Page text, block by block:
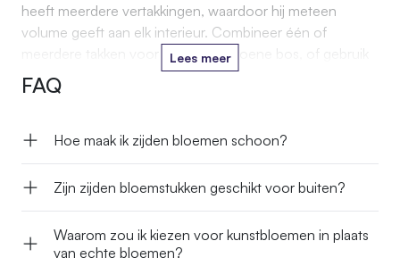
heeft meerdere vertakkingen, waardoor hij meteen
volume geeft aan elk interieur. Combineer één of
meerdere takken voor een volle, groene bos, of gebruik
de ficus als stijlvolle basis voor seizoensdecoraties.
duurzame, kleurvaste decoratie die jarenlang mooi blijft.
Zo geniet je van het weelderige groene effect van echt
blad, maar zonder onderhoud.
Lees meer
FAQ
Hoe maak ik zijden bloemen schoon?
Zijn zijden bloemstukken geschikt voor buiten?
Waarom zou ik kiezen voor kunstbloemen in plaats
van echte bloemen?